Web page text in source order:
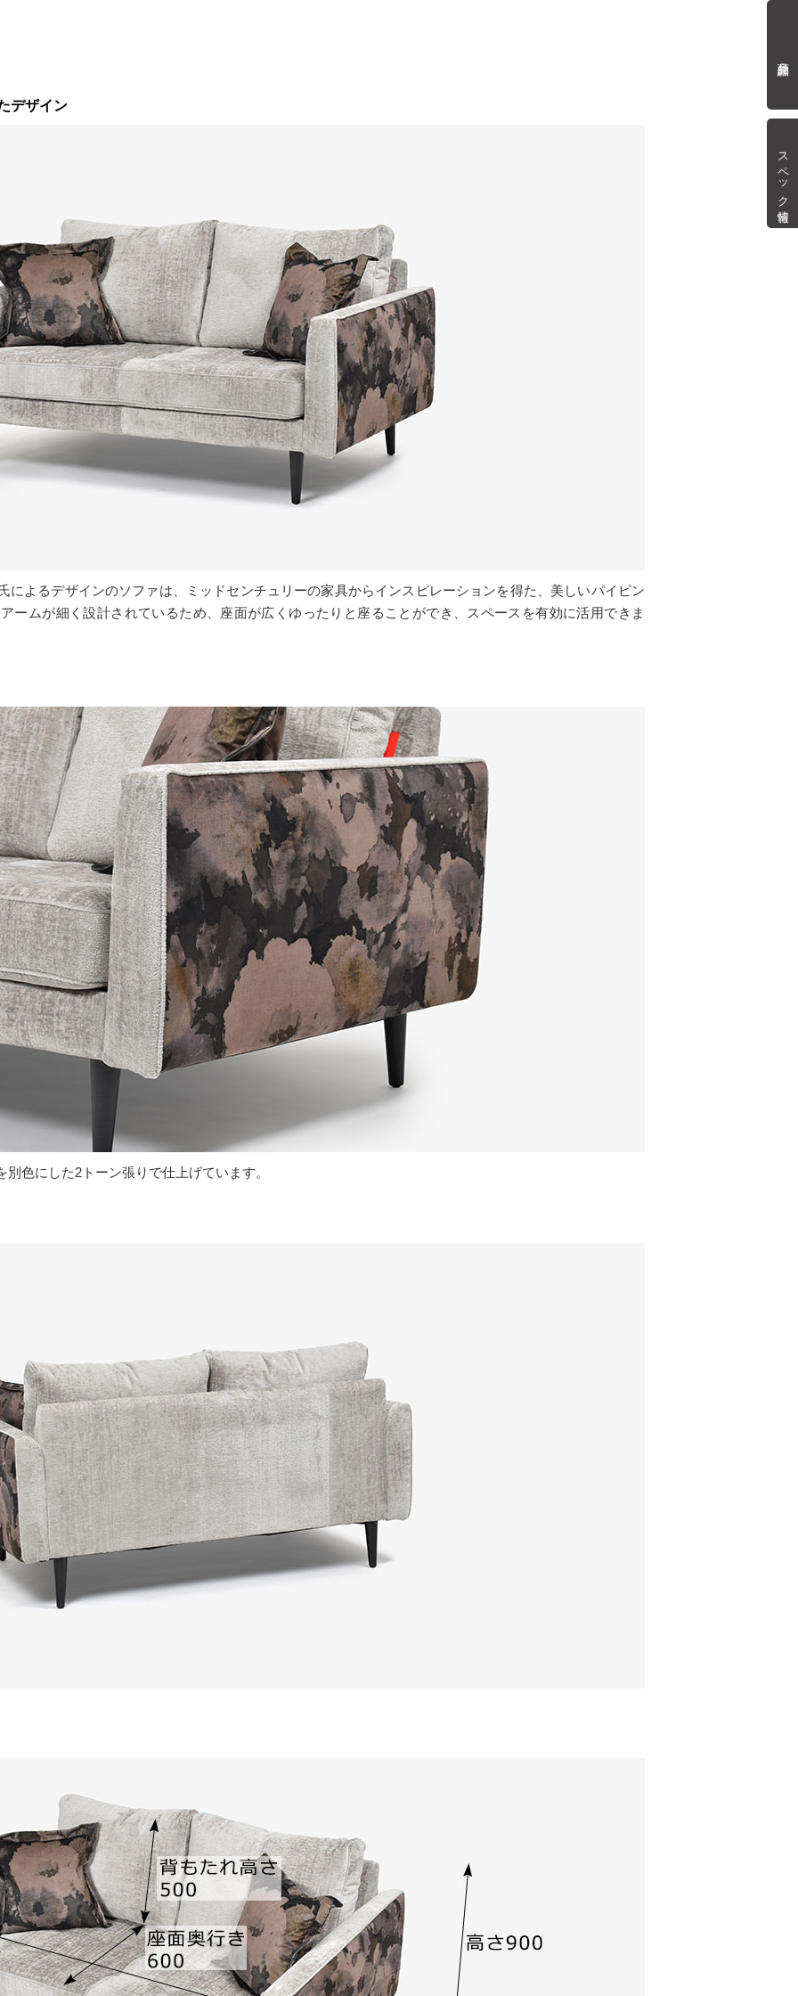
スペック情報
デザイン
によるデザインのソファは、ミッドセンチュリーの家具からインスピレーションを得た、美しいパイピン
ームが細く設計されているため、座面が広くゆったりと座ることができ、スペースを有効に活用できま
色にした2トーン張りで仕上げています。